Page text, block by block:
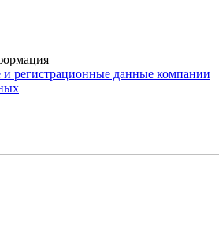
и регистрационные данные компании